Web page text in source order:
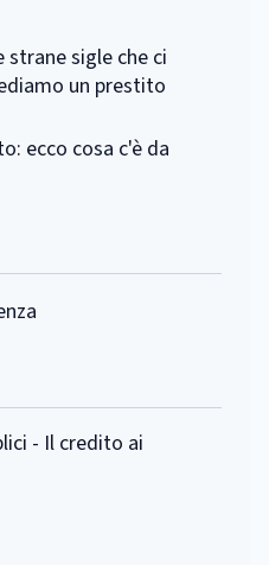
strane sigle che ci
un prestito
ecco cosa c'è da
- Il credito ai